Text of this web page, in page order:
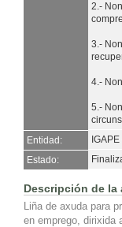
2.-
3.-
4.-
5.-
Entidad:
Estado:
Descripción de la
Liña de axuda para
en emprego, dirixida